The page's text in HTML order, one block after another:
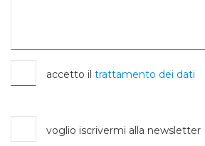
accetto il trattamento dei dati
voglio iscrivermi alla newsletter